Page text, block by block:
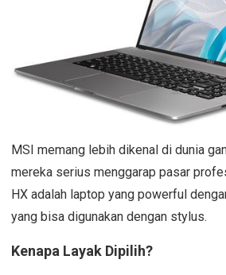
MSI memang lebih dikenal di dunia
mereka serius menggarap pasar
HX adalah laptop yang powerful
yang bisa digunakan dengan stylus.
Kenapa Layak Dipilih?